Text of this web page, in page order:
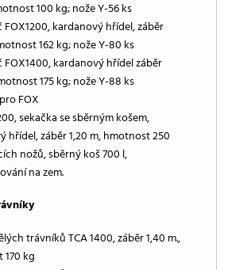
100 kg; nože Y-56 ks
kardanový hřídel, záběr
162 kg; nože Y-80 ks
kardanový hřídel záběr
175 kg; nože Y-88 ks
FOX
sekačka se sběrným košem,
hřídel, záběr 1,20 m, hmotnost 250
nožů, sběrný koš 700 l,
na zem.
trávníků TCA 1400, záběr 1,40 m.,
kg